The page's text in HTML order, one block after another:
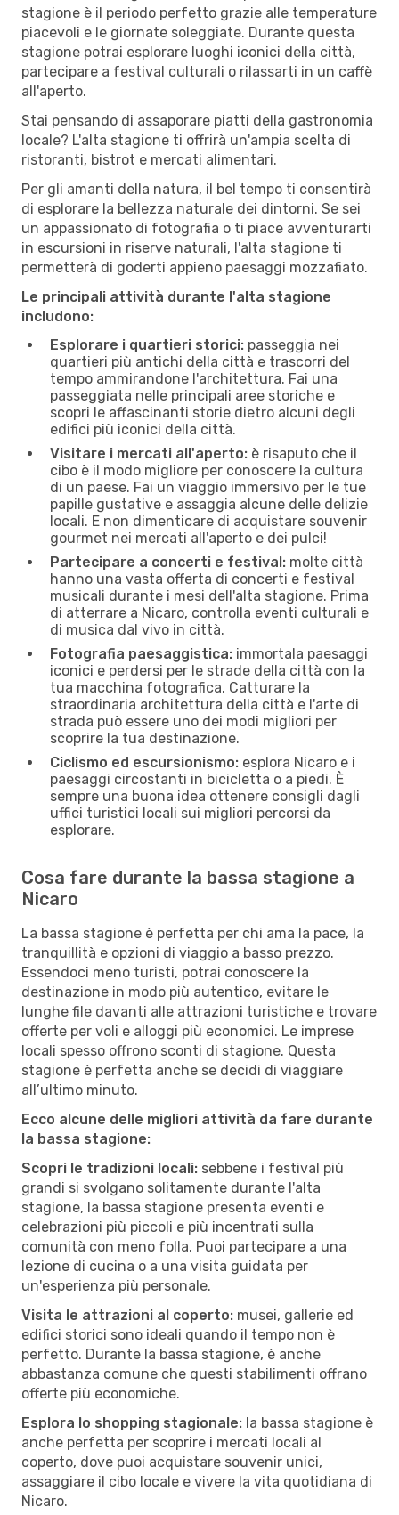
stagione è il periodo perfetto grazie alle temperature
piacevoli e le giornate soleggiate. Durante questa
stagione potrai esplorare luoghi iconici della città,
partecipare a festival culturali o rilassarti in un caffè
all'aperto.
Stai pensando di assaporare piatti della gastronomia
locale? L'alta stagione ti offrirà un'ampia scelta di
ristoranti, bistrot e mercati alimentari.
Per gli amanti della natura, il bel tempo ti consentirà
di esplorare la bellezza naturale dei dintorni. Se sei
un appassionato di fotografia o ti piace avventurarti
in escursioni in riserve naturali, l'alta stagione ti
permetterà di goderti appieno paesaggi mozzafiato.
Le principali attività durante l'alta stagione
includono:
Esplorare i quartieri storici: passeggia nei
quartieri più antichi della città e trascorri del
tempo ammirandone l'architettura. Fai una
passeggiata nelle principali aree storiche e
scopri le affascinanti storie dietro alcuni degli
edifici più iconici della città.
Visitare i mercati all'aperto: è risaputo che il
cibo è il modo migliore per conoscere la cultura
di un paese. Fai un viaggio immersivo per le tue
papille gustative e assaggia alcune delle delizie
locali. E non dimenticare di acquistare souvenir
gourmet nei mercati all'aperto e dei pulci!
Partecipare a concerti e festival: molte città
hanno una vasta offerta di concerti e festival
musicali durante i mesi dell'alta stagione. Prima
di atterrare a Nicaro, controlla eventi culturali e
di musica dal vivo in città.
Fotografia paesaggistica: immortala paesaggi
iconici e perdersi per le strade della città con la
tua macchina fotografica. Catturare la
straordinaria architettura della città e l'arte di
strada può essere uno dei modi migliori per
scoprire la tua destinazione.
Ciclismo ed escursionismo: esplora Nicaro e i
paesaggi circostanti in bicicletta o a piedi. È
sempre una buona idea ottenere consigli dagli
uffici turistici locali sui migliori percorsi da
esplorare.
Cosa fare durante la bassa stagione a
Nicaro
La bassa stagione è perfetta per chi ama la pace, la
tranquillità e opzioni di viaggio a basso prezzo.
Essendoci meno turisti, potrai conoscere la
destinazione in modo più autentico, evitare le
lunghe file davanti alle attrazioni turistiche e trovare
offerte per voli e alloggi più economici. Le imprese
locali spesso offrono sconti di stagione. Questa
stagione è perfetta anche se decidi di viaggiare
all’ultimo minuto.
Ecco alcune delle migliori attività da fare durante
la bassa stagione:
Scopri le tradizioni locali: sebbene i festival più
grandi si svolgano solitamente durante l'alta
stagione, la bassa stagione presenta eventi e
celebrazioni più piccoli e più incentrati sulla
comunità con meno folla. Puoi partecipare a una
lezione di cucina o a una visita guidata per
un'esperienza più personale.
Visita le attrazioni al coperto: musei, gallerie ed
edifici storici sono ideali quando il tempo non è
perfetto. Durante la bassa stagione, è anche
abbastanza comune che questi stabilimenti offrano
offerte più economiche.
Esplora lo shopping stagionale: la bassa stagione è
anche perfetta per scoprire i mercati locali al
coperto, dove puoi acquistare souvenir unici,
assaggiare il cibo locale e vivere la vita quotidiana di
Nicaro.